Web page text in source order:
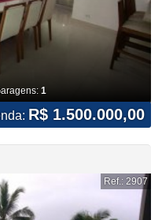
1
R$ 1.500.000,00
Ref.: 2907